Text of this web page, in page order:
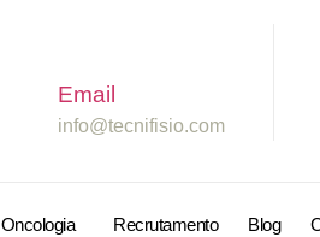
Email
info@tecnifisio.com
Oncologia Recrutamento Blog